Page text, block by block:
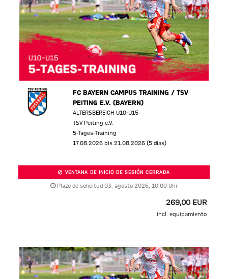
FC BAYERN CAMPUS TRAINING / TSV
PEITING E.V. (BAYERN)
ALTERSBEREICH U10-U15
TSV Peiting e.V.
5-Tages-Training
17.08.2026 bis 21.08.2026 (5 días)
VENTANA DE INICIO DE SESIÓN CERRADA
Plazo de solicitud 03. agosto 2026, 10:00 Uhr
269,00 EUR
incl. equipamiento